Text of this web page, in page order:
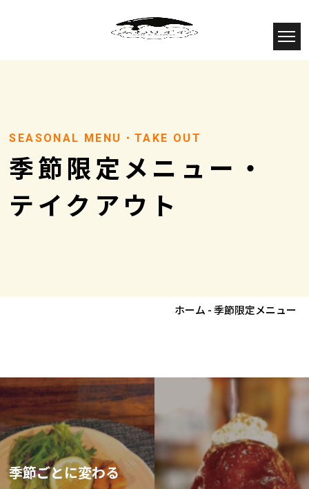
SEASONAL MENU・TAKE OUT
季節限定メニュー・
​​​​​​​テイクアウト
ホーム - 季節限定メニュー
季節ごとに変わる